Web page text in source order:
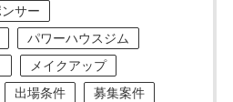
サー
パワーハウスジム
メイクアップ
出場条件
募集案件